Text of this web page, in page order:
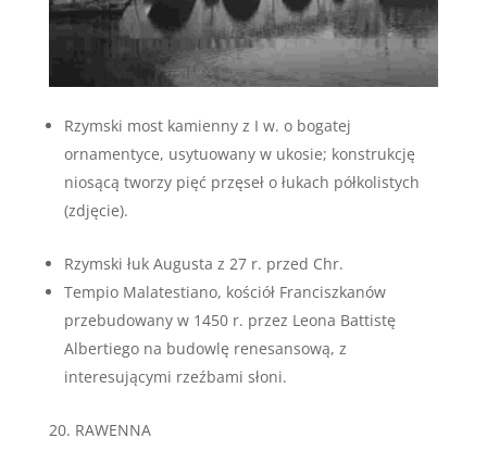
Rzymski most kamienny z I w. o bogatej
ornamentyce, usytuowany w ukosie; konstrukcję
niosącą tworzy pięć przęseł o łukach półkolistych
(zdjęcie).
Rzymski łuk Augusta z 27 r. przed Chr.
Tempio Malatestiano, kościół Franciszkanów
przebudowany w 1450 r. przez Leona Battistę
Albertiego na budowlę renesansową, z
interesującymi rzeźbami słoni.
RAWENNA